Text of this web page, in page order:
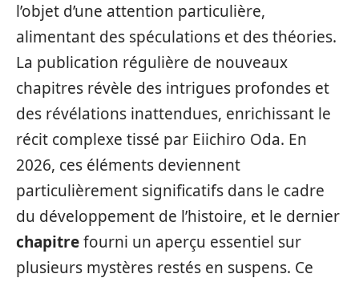
l’objet d’une attention particulière,
alimentant des spéculations et des théories.
La publication régulière de nouveaux
chapitres révèle des intrigues profondes et
des révélations inattendues, enrichissant le
récit complexe tissé par Eiichiro Oda. En
2026, ces éléments deviennent
particulièrement significatifs dans le cadre
du développement de l’histoire, et le dernier
chapitrefourni un aperçu essentiel sur
plusieurs mystères restés en suspens. Ce